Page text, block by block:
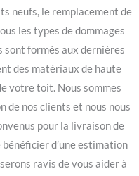
neufs, le remplacement de
les types de dommages
sont formés aux dernières
des matériaux de haute
votre toit. Nous sommes
de nos clients et nous nous
pour la livraison de
d’une estimation
ravis de vous aider à